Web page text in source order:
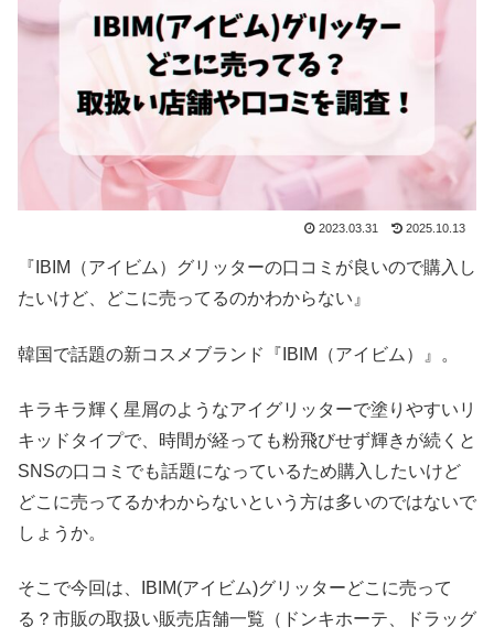
2023.03.31 2025.10.13
『IBIM（アイビム）グリッターの口コミが良いので購入し
たいけど、どこに売ってるのかわからない』
韓国で話題の新コスメブランド『IBIM（アイビム）』。
キラキラ輝く星屑のようなアイグリッターで塗りやすいリ
キッドタイプで、時間が経っても粉飛びせず輝きが続くと
SNSの口コミでも話題になっているため購入したいけど
どこに売ってるかわからないという方は多いのではないで
しょうか。
そこで今回は、IBIM(アイビム)グリッターどこに売って
る？市販の取扱い販売店舗一覧（ドンキホーテ、ドラッグ